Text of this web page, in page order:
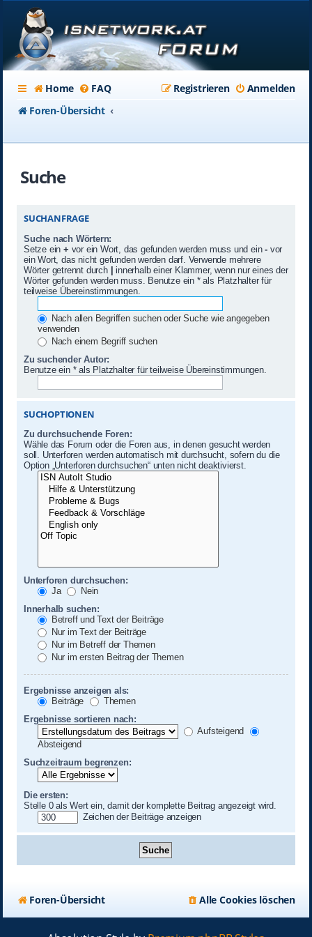
Home FAQ Anmelden
Registrieren
Foren-Übersicht
Suche
SUCHANFRAGE
Suche nach Wörtern:
Setze ein + vor ein Wort, das gefunden werden muss und ein-vor
ein Wort, das nicht gefunden werden darf. Verwende mehrere
Wörter getrennt durch | innerhalb einer Klammer, wenn nur eines der
Wörter gefunden werden muss. Benutze ein * als Platzhalter für
teilweise Übereinstimmungen.
Nach allen Begriffen suchen oder Suche wie angegeben
verwenden
Nach einem Begriff suchen
Zu suchender Autor:
Benutze ein * als Platzhalter für teilweise Übereinstimmungen.
SUCHOPTIONEN
Zu durchsuchende Foren:
Wähle das Forum oder die Foren aus, in denen gesucht werden
soll. Unterforen werden automatisch mit durchsucht, sofern du die
Option „Unterforen durchsuchen“ unten nicht deaktivierst.
Unterforen durchsuchen:
Ja
Nein
Innerhalb suchen:
Betreff und Text der Beiträge
Nur im Text der Beiträge
Nur im Betreff der Themen
Nur im ersten Beitrag der Themen
Ergebnisse anzeigen als:
Beiträge
Themen
Ergebnisse sortieren nach:
Aufsteigend
Absteigend
Suchzeitraum begrenzen:
Die ersten:
Stelle 0 als Wert ein, damit der komplette Beitrag angezeigt wird.
Zeichen der Beiträge anzeigen
Foren-Übersicht Alle Cookies löschen